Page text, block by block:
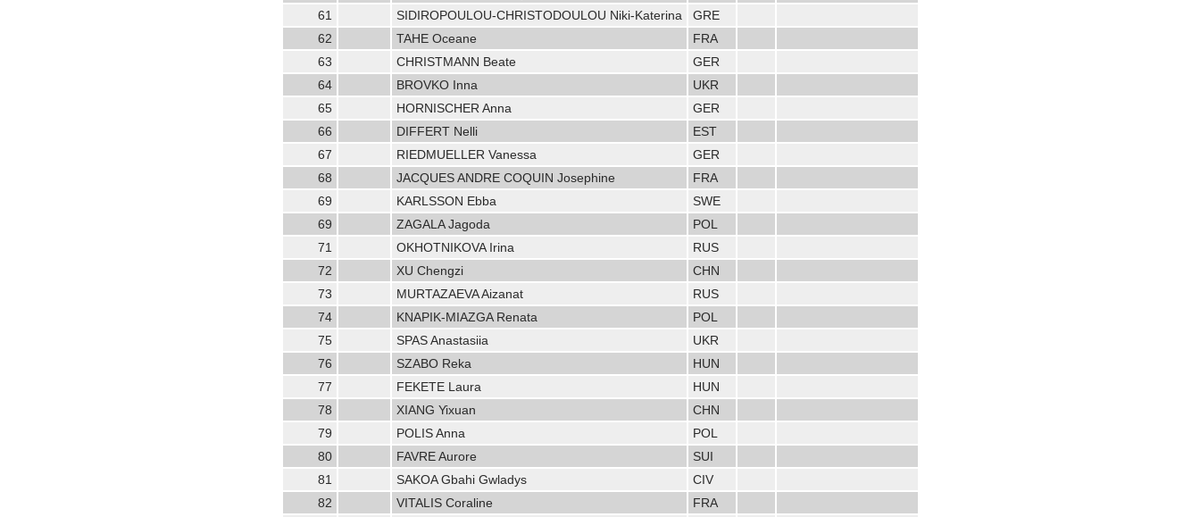
61
SIDIROPOULOU-CHRISTODOULOU Niki-Katerina
GRE
62
TAHE Oceane
FRA
63
CHRISTMANN Beate
GER
64
BROVKO Inna
UKR
65
HORNISCHER Anna
GER
66
DIFFERT Nelli
EST
67
RIEDMUELLER Vanessa
GER
68
JACQUES ANDRE COQUIN Josephine
FRA
69
KARLSSON Ebba
SWE
69
ZAGALA Jagoda
POL
71
OKHOTNIKOVA Irina
RUS
72
XU Chengzi
CHN
73
MURTAZAEVA Aizanat
RUS
74
KNAPIK-MIAZGA Renata
POL
75
SPAS Anastasiia
UKR
76
SZABO Reka
HUN
77
FEKETE Laura
HUN
78
XIANG Yixuan
CHN
79
POLIS Anna
POL
80
FAVRE Aurore
SUI
81
SAKOA Gbahi Gwladys
CIV
82
VITALIS Coraline
FRA